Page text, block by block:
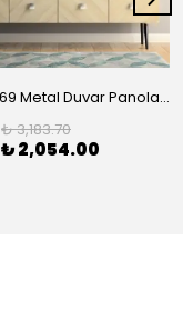
Bys-4069 Metal Duvar Panoları Bys-135-D
₺ 3,183.70
₺ 2,054.00